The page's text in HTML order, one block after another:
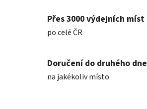
Přes 3000 výdejních míst
po celé ČR
Doručení do druhého dne
na jakékoliv místo